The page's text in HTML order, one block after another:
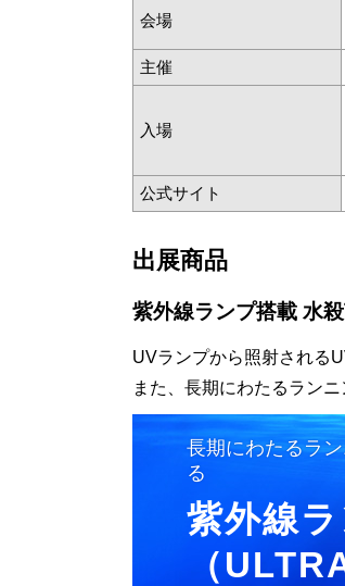
会場
主催
入場
公式サイト
出展商品
紫外線ランプ搭載 水
UVランプから照射される
また、長期にわたるラン
長期にわたるラ
る
紫外線
（